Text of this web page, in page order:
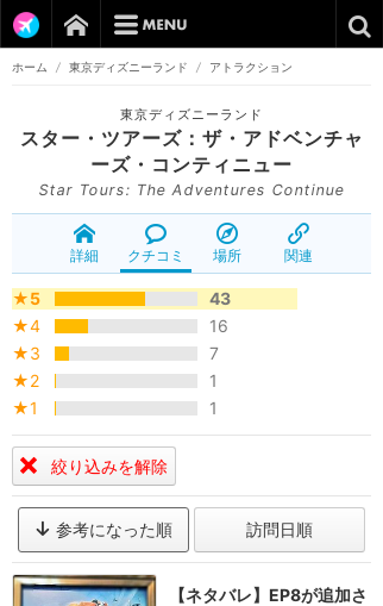
ホーム / 東京ディズニーランド / アトラクション
東京ディズニーランド
スター・ツアーズ：ザ・アドベンチャ
ーズ・コンティニュー
Star Tours: The Adventures Continue
詳細 クチコミ 場所 関連
★5
43
★4
16
★3
7
★2
1
★1
1
絞り込みを解除
参考になった順 訪問日順
【ネタバレ】EP8が追加さ